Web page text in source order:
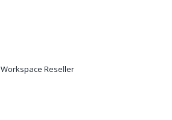
Workspace Reseller